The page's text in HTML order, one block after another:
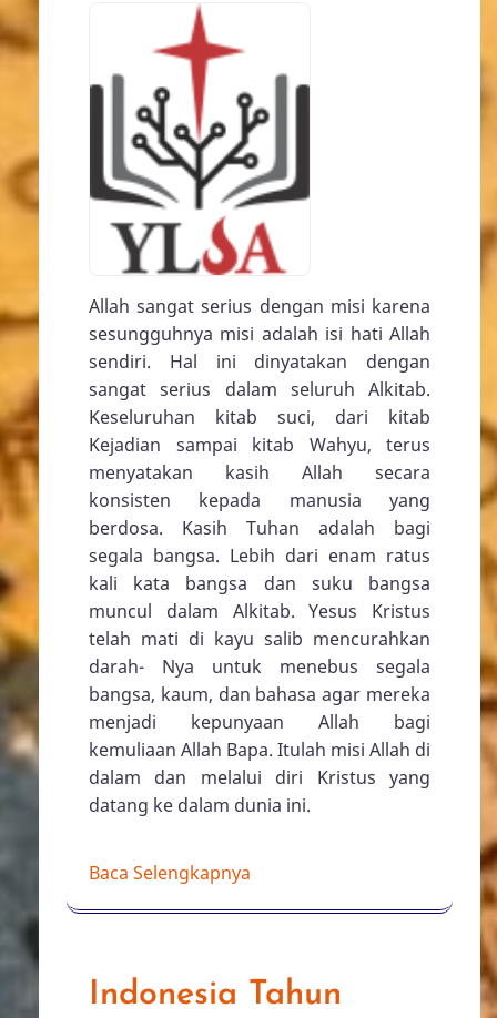
Allah sangat serius dengan misi karena
sesungguhnya misi adalah isi hati Allah
sendiri. Hal ini dinyatakan dengan
sangat serius dalam seluruh Alkitab.
Keseluruhan kitab suci, dari kitab
Kejadian sampai kitab Wahyu, terus
menyatakan kasih Allah secara
konsisten kepada manusia yang
berdosa. Kasih Tuhan adalah bagi
segala bangsa. Lebih dari enam ratus
kali kata bangsa dan suku bangsa
muncul dalam Alkitab. Yesus Kristus
telah mati di kayu salib mencurahkan
darah- Nya untuk menebus segala
bangsa, kaum, dan bahasa agar mereka
menjadi kepunyaan Allah bagi
kemuliaan Allah Bapa. Itulah misi Allah di
dalam dan melalui diri Kristus yang
datang ke dalam dunia ini.
Baca Selengkapnya
Indonesia Tahun